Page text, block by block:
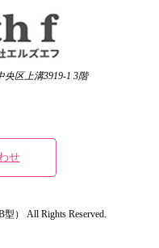
央区上溝3919-1 3階
せ
） All Rights Reserved.